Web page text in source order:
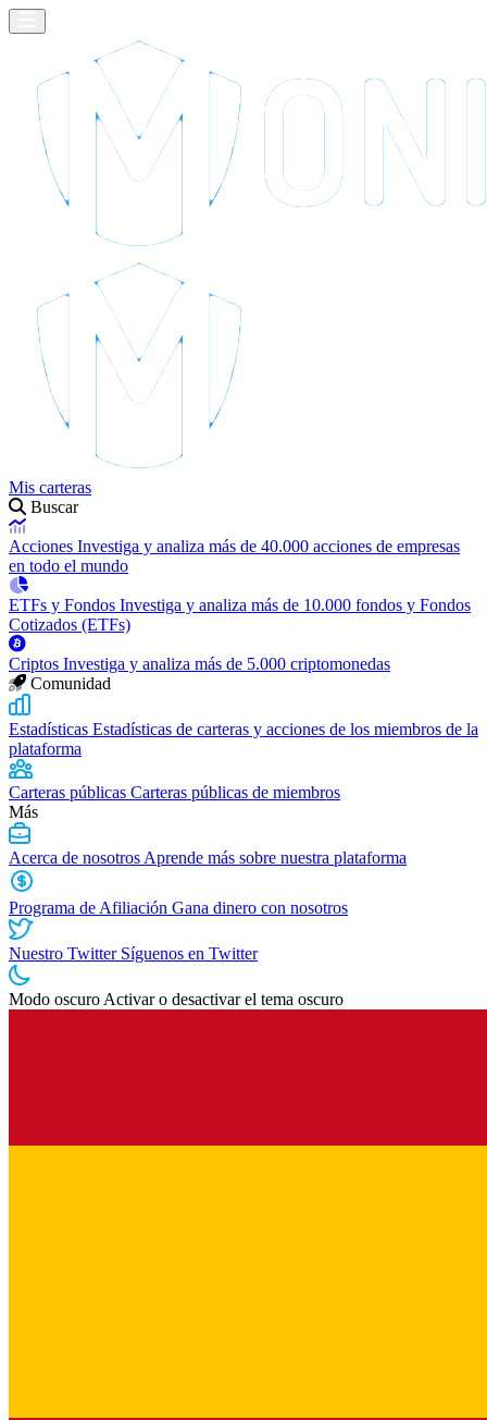
Mis carteras
Buscar
Acciones Investiga y analiza más de 40.000 acciones de empresas
en todo el mundo
ETFs y Fondos Investiga y analiza más de 10.000 fondos y Fondos
Cotizados (ETFs)
Criptos Investiga y analiza más de 5.000 criptomonedas
Comunidad
Estadísticas Estadísticas de carteras y acciones de los miembros de la
plataforma
Carteras públicas Carteras públicas de miembros
Más
Acerca de nosotros Aprende más sobre nuestra plataforma
Programa de Afiliación Gana dinero con nosotros
Nuestro Twitter Síguenos en Twitter
Modo oscuro Activar o desactivar el tema oscuro